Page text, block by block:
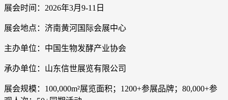
展会时间：2026年3月9-11日
展会地点：济南黄河国际会展中心
主办单位：中国生物发酵产业协会
承办单位：山东信世展览有限公司
展会规模：100,000m²展览面积；1200+参展品牌；80,000+参